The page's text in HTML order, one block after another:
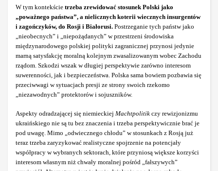
W tym kontekście trzeba zrewidować stosunek Polski jako
„poważnego państwa”, a nielicznych koterii wiecznych insurgentów
i zagończyków, do Rosji i Białorusi. Postrzeganie tych państw jako
„nieobecnych” i „niepożądanych” w przestrzeni środowiska
międzynarodowego polskiej polityki zagranicznej przynosi jedynie
marną satysfakcję moralną kolejnym zwasalizowanym wobec Zachodu
rządom. Szkodzi wszak w długiej perspektywie zarówno interesom
suwerenności, jak i bezpieczeństwa. Polska sama bowiem pozbawia się
przeciwwagi w sytuacjach presji ze strony swoich rzekomo
„niezawodnych” protektorów i sojuszników.
Aspekty odradzającej się niemieckiej Machtpolitik czy rewizjonizmu
ukraińskiego nie są tu bez znaczenia i trzeba perspektywicznie brać je
pod uwagę. Mimo „odwiecznego chłodu” w stosunkach z Rosją już
teraz trzeba zaryzykować realistyczne spojrzenie na potencjały
współpracy w wybranych sektorach, które przyniosą większe korzyści
interesom własnym niż chwały moralnej pośród „fałszywych”